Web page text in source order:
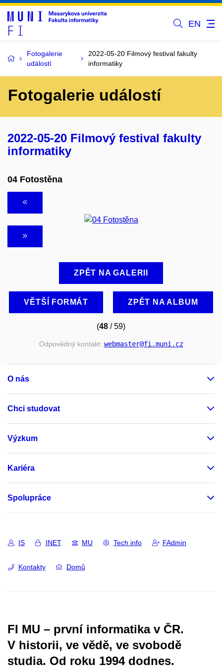
EN
Fotogalerie
událostí
2022-05-20 Filmový festival fakulty
informatiky
Fotogalerie událostí
2022-05-20 Filmový festival fakulty
informatiky
04 Fotostěna
ZPĚT NA GALERII
VĚTŠÍ FORMÁT ZPĚT NA ALBUM
(48 / 59)
Odpovědný kontakt: webmaster@fi.muni.cz
O nás
Chci studovat
Výzkum
Kariéra
Spolupráce
IS INET MU Tech info FAdmin
Kontakty Domů
FI MU – první informatika v ČR.
V historii, ve vědě, ve svobodě
studia. Od roku 1994 dodnes.